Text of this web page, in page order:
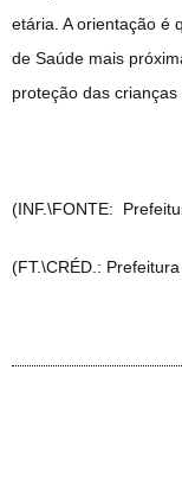
etária. A orientação é
de Saúde mais
proteção das
(INF.\FONTE:
(FT.\CRÉD.: